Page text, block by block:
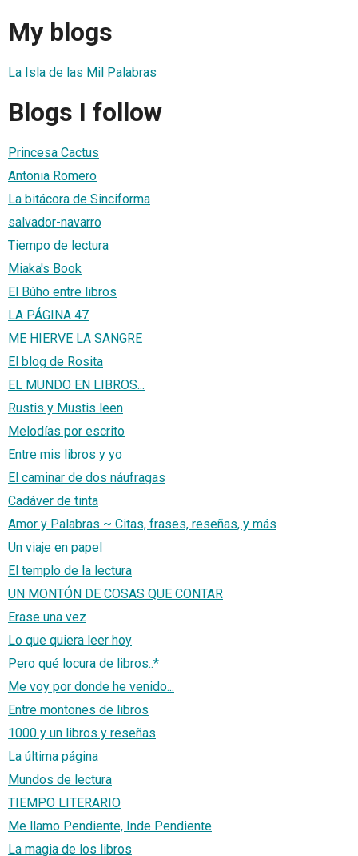
My blogs
La Isla de las Mil Palabras
Blogs I follow
Princesa Cactus
Antonia Romero
La bitácora de Sinciforma
salvador-navarro
Tiempo de lectura
Miaka's Book
El Búho entre libros
LA PÁGINA 47
ME HIERVE LA SANGRE
El blog de Rosita
EL MUNDO EN LIBROS...
Rustis y Mustis leen
Melodías por escrito
Entre mis libros y yo
El caminar de dos náufragas
Cadáver de tinta
Amor y Palabras ~ Citas, frases, reseñas, y más
Un viaje en papel
El templo de la lectura
UN MONTÓN DE COSAS QUE CONTAR
Erase una vez
Lo que quiera leer hoy
Pero qué locura de libros..*
Me voy por donde he venido...
Entre montones de libros
1000 y un libros y reseñas
La última página
Mundos de lectura
TIEMPO LITERARIO
Me llamo Pendiente, Inde Pendiente
La magia de los libros